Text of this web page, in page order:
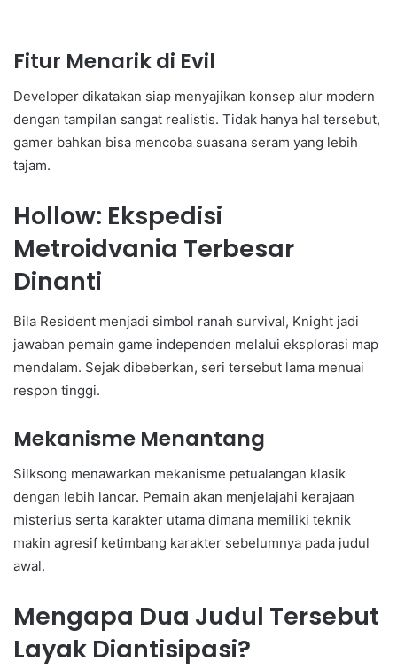
Fitur Menarik di Evil
Developer dikatakan siap menyajikan konsep alur modern
dengan tampilan sangat realistis. Tidak hanya hal tersebut,
gamer bahkan bisa mencoba suasana seram yang lebih
tajam.
Hollow: Ekspedisi
Metroidvania Terbesar
Dinanti
Bila Resident menjadi simbol ranah survival, Knight jadi
jawaban pemain game independen melalui eksplorasi map
mendalam. Sejak dibeberkan, seri tersebut lama menuai
respon tinggi.
Mekanisme Menantang
Silksong menawarkan mekanisme petualangan klasik
dengan lebih lancar. Pemain akan menjelajahi kerajaan
misterius serta karakter utama dimana memiliki teknik
makin agresif ketimbang karakter sebelumnya pada judul
awal.
Mengapa Dua Judul Tersebut
Layak Diantisipasi?